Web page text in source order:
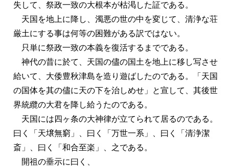
失して、祭政一致の大根本が枯渇した証である。
天国を地上に降し、濁悪の世の中を変じて、清浄な荘
厳土にする事は何等の困難がある訳ではない。
只単に祭政一致の本義を復活するまでである。
神代の昔に於て、天国の儘の国土を地上に移し写させ
給いて、大倭豊秋津島を造り遊ばしたのである。「天国
の国体を其の儘に天の下を治しめせ」と宣して、其後世
界統纜の大君を降し給うたのである。
天国には四ヶ条の大神律が立てられて居るのである。
曰く「天壌無窮」、曰く「万世一系」、曰く「清浄潔
斎」、曰く「和合至楽」、之である。
開祖の垂示に曰く、